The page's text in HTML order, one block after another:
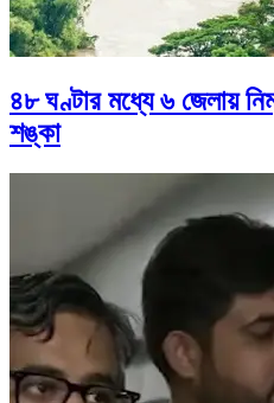
৪৮ ঘণ্টার মধ্যে ৬ জেলায়
শঙ্কা